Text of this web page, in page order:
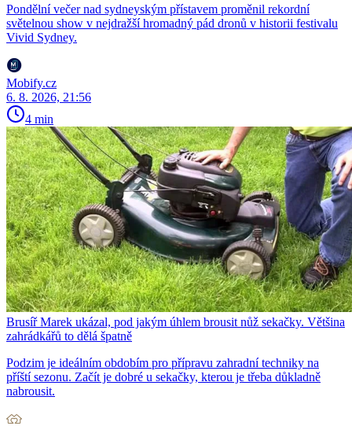
Pondělní večer nad sydneyským přístavem proměnil rekordní
světelnou show v nejdražší hromadný pád dronů v historii festivalu
Vivid Sydney.
Mobify.cz
6. 8. 2026, 21:56
4 min
Brusíř Marek ukázal, pod jakým úhlem brousit nůž sekačky. Většina
zahrádkářů to dělá špatně
Podzim je ideálním obdobím pro přípravu zahradní techniky na
příští sezonu. Začít je dobré u sekačky, kterou je třeba důkladně
nabrousit.